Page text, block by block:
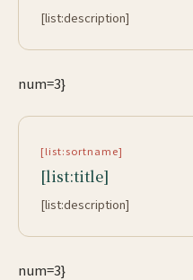
[list:description]
num=3}
[list:sortname]
[list:title]
[list:description]
num=3}